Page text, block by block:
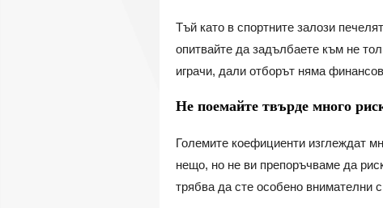
Тъй като в спортните залози
опитвайте да задълбаете към не
играчи, дали отборът няма
Не поемайте твърде много
Големите коефициенти изглеждат
нещо, но не ви препоръчваме да
трябва да сте особено внимателни